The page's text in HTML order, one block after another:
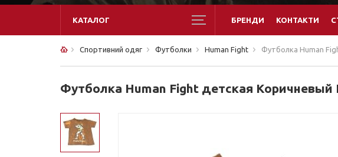
КАТАЛОГ БРЕНДИ КОНТАКТИ
Спортивний одяг Футболки Human Fight Футболка Human
Футболка Human Fight детская Коричневый